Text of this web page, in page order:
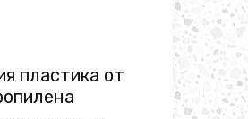
пластика от